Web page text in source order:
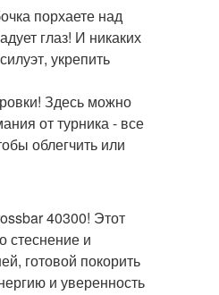
порхаете над
глаз! И никаких
укрепить
Здесь можно
от турника - все
облегчить или
40300! Этот
стеснение и
готовой покорить
и уверенность